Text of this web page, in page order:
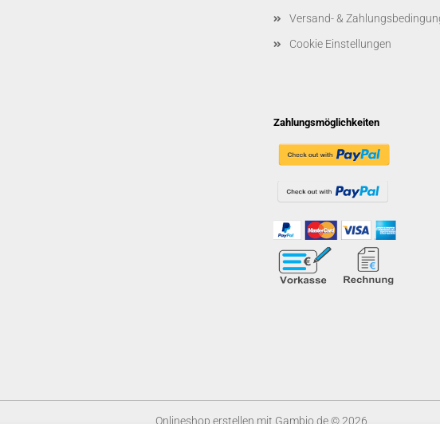
Versand- &
Cookie Einstellungen
Zahlungsmöglichkeiten
Onlineshop erstellen mit Gambio.de © 2026